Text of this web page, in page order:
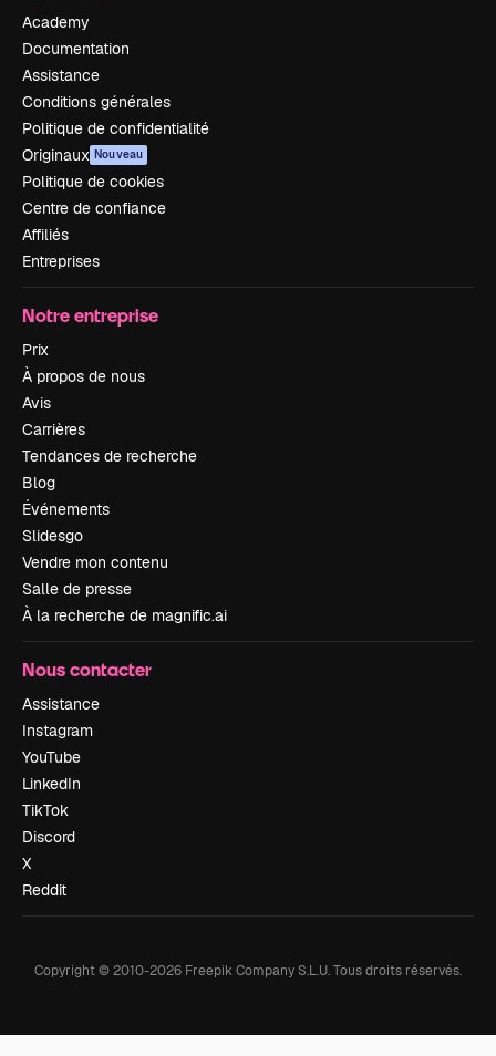
Academy
Documentation
Assistance
Conditions générales
Politique de confidentialité
Originaux Nouveau
Politique de cookies
Centre de confiance
Affiliés
Entreprises
Notre entreprise
Prix
À propos de nous
Avis
Carrières
Tendances de recherche
Blog
Événements
Slidesgo
Vendre mon contenu
Salle de presse
À la recherche de magnific.ai
Nous contacter
Assistance
Instagram
YouTube
LinkedIn
TikTok
Discord
X
Reddit
Copyright © 2010-2026 Freepik Company S.L.U.Tous droits réservés.